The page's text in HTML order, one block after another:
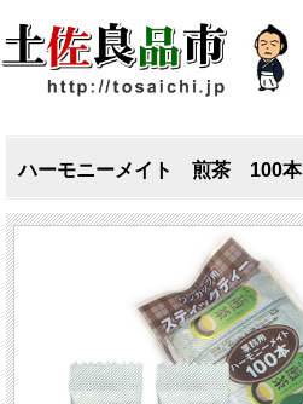
ハーモニーメイト 煎茶 100本